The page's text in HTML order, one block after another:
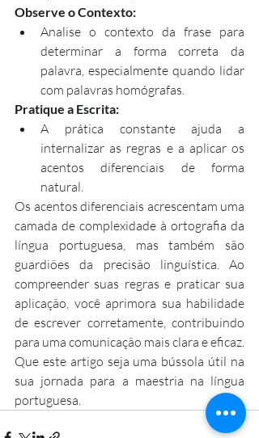
Observe o Contexto:
Analise o contexto da frase para
determinar a forma correta da
palavra, especialmente quando lidar
com palavras homógrafas.
Pratique a Escrita:
A prática constante ajuda a
internalizar as regras e a aplicar os
acentos diferenciais de forma
natural.
Os acentos diferenciais acrescentam uma
camada de complexidade à ortografia da
língua portuguesa, mas também são
guardiões da precisão linguística. Ao
compreender suas regras e praticar sua
aplicação, você aprimora sua habilidade
de escrever corretamente, contribuindo
para uma comunicação mais clara e eficaz.
Que este artigo seja uma bússola útil na
sua jornada para a maestria na língua
portuguesa.